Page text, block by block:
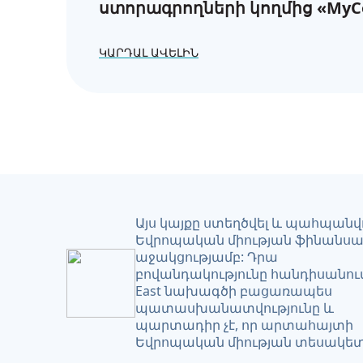
ստորագրողների կողմից
հասանելիության և էներգետիկ
ԿԱՐԴԱԼ ԱՎԵԼԻՆ
Այս կայքը ստեղծվել և
Եվրոպական միության
աջակցությամբ: Դրա
բովանդակությունը
East նախագծի բացառապես
պատասխանատվությունը և
պարտադիր չէ, որ արտահայտի
Եվրոպական միության